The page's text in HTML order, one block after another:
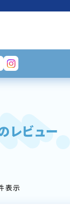
レビュー
表示